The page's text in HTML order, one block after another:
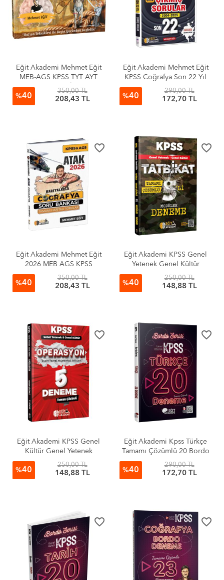
Eğit Akademi Mehmet Eğit
MEB-AGS KPSS TYT AYT
Hafıza Teknikleri İle Tarih-1
%40
350,00 TL
208,43 TL
Eğit Akademi Mehmet Eğit
KPSS Coğrafya Son 22 Yıl
Çıkmış Sorular
%40
290,00 TL
172,70 TL
favorite_border
Eğit Akademi Mehmet Eğit
2026 MEB AGS KPSS
Haritalarla Atak Coğrafya
Soru Bankası
%40
350,00 TL
208,43 TL
favorite_border
Eğit Akademi KPSS Genel
Yetenek Genel Kültür
Tatbikat Tamamı Çözümlü 5
Modüler Deneme
%40
250,00 TL
148,88 TL
favorite_border
Eğit Akademi KPSS Genel
Kültür Genel Yetenek
Operasyon 5 Deneme
Video Çözümlü
%40
250,00 TL
148,88 TL
favorite_border
Eğit Akademi Kpss Türkçe
Tamamı Çözümlü 20 Bordo
Deneme Sınavı
%40
290,00 TL
172,70 TL
favorite_border favorite_border